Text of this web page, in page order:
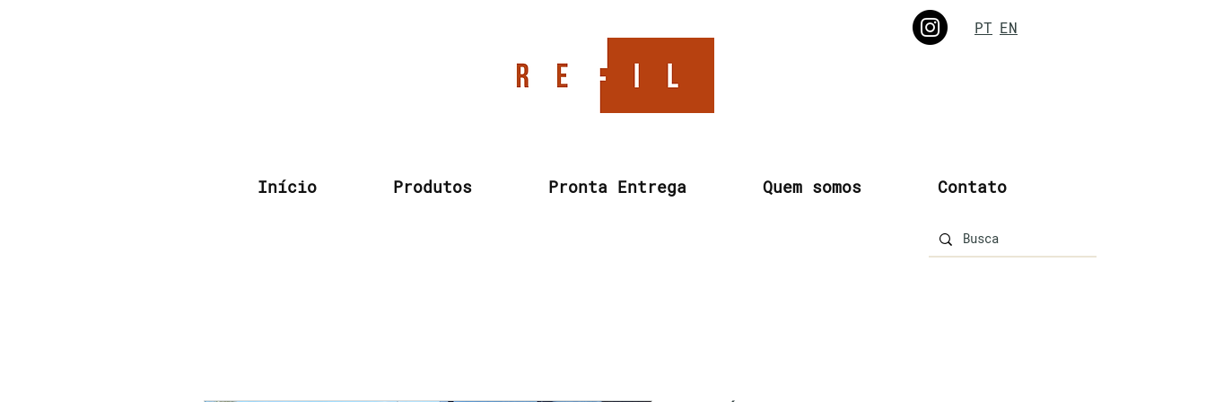
PT EN
Início Produtos Pronta Entrega Quem somos Contato